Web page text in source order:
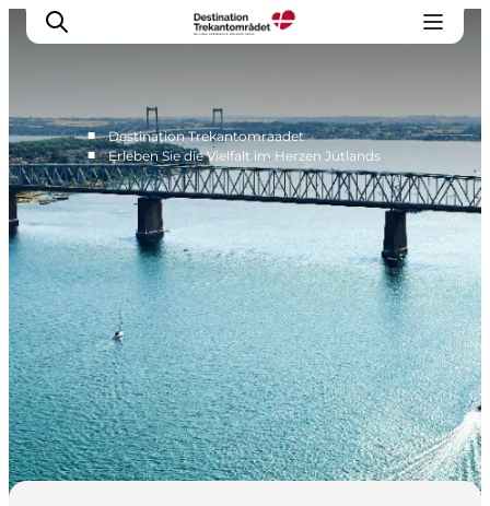
LEGOLAND® Billund Resort
Städte
Erlebnisse
Unterkünfte
Reiseplanung
Tickets
■
Destination Trekantomraadet
■
Erleben Sie die Vielfalt im Herzen Jütlands